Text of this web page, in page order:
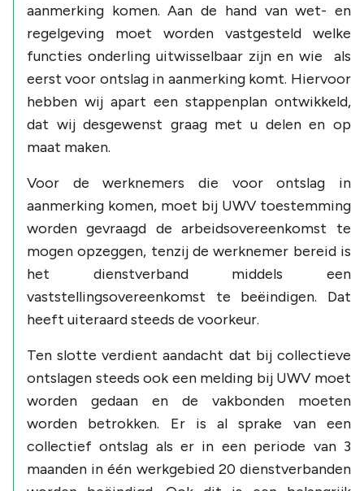
aanmerking komen. Aan de hand van wet- en
regelgeving moet worden vastgesteld welke
functies onderling uitwisselbaar zijn en wie als
eerst voor ontslag in aanmerking komt. Hiervoor
hebben wij apart een stappenplan ontwikkeld,
dat wij desgewenst graag met u delen en op
maat maken.
Voor de werknemers die voor ontslag in
aanmerking komen, moet bij UWV toestemming
worden gevraagd de arbeidsovereenkomst te
mogen opzeggen, tenzij de werknemer bereid is
het dienstverband middels een
vaststellingsovereenkomst te beëindigen. Dat
heeft uiteraard steeds de voorkeur.
Ten slotte verdient aandacht dat bij collectieve
ontslagen steeds ook een melding bij UWV moet
worden gedaan en de vakbonden moeten
worden betrokken. Er is al sprake van een
collectief ontslag als er in een periode van 3
maanden in één werkgebied 20 dienstverbanden